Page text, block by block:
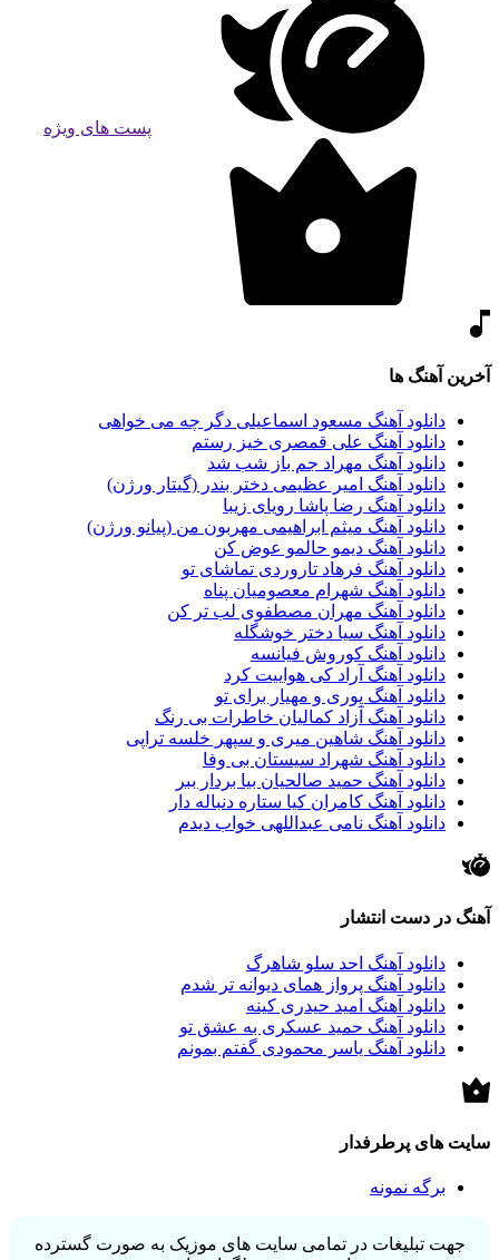
پست های ویژه
آخرین آهنگ ها
دانلود آهنگ مسعود اسماعیلی دگر چه می خواهی
دانلود آهنگ علی قمصری خیز رستم
دانلود آهنگ مهراد جم باز شب شد
دانلود آهنگ امیر عظیمی دختر بندر (گیتار ورژن)
دانلود آهنگ رضا پاشا رویای زیبا
دانلود آهنگ میثم ابراهیمی مهربون من (پیانو ورژن)
دانلود آهنگ دیمو حالمو عوض کن
دانلود آهنگ فرهاد تاروردی تماشای تو
دانلود آهنگ شهرام معصومیان پناه
دانلود آهنگ مهران مصطفوی لب تر کن
دانلود آهنگ سیا دختر خوشگله
دانلود آهنگ کوروش فیانسه
دانلود آهنگ آراد کی هواییت کرد
دانلود آهنگ پوری و مهیار برای تو
دانلود آهنگ آزاد کمالیان خاطرات بی رنگ
دانلود آهنگ شاهین میری و سپهر خلسه تراپی
دانلود آهنگ شهراد سیستان بی وفا
دانلود آهنگ حمید صالحیان بیا بردار ببر
دانلود آهنگ کامران کیا ستاره دنباله دار
دانلود آهنگ نامی عبداللهی خواب دیدم
آهنگ در دست انتشار
دانلود آهنگ احد سلو شاهرگ
دانلود آهنگ پرواز همای دیوانه تر شدم
دانلود آهنگ امید حیدری کینه
دانلود آهنگ حمید عسکری به عشق تو
دانلود آهنگ یاسر محمودی گفتم بمونم
سایت های پرطرفدار
برگه نمونه
جهت تبلیغات در تمامی سایت های موزیک به صورت گسترده